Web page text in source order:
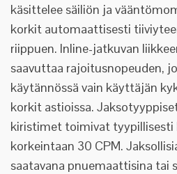
käsittelee säiliön ja
korkit automaattisesti
riippuen. Inline-jatkuvan
saavuttaa rajoitusnopeuden,
käytännössä vain käyttäjän
korkit astioissa.
kiristimet toimivat tyypillisesti
korkeintaan 30 CPM.
saatavana pnuemaattisina tai